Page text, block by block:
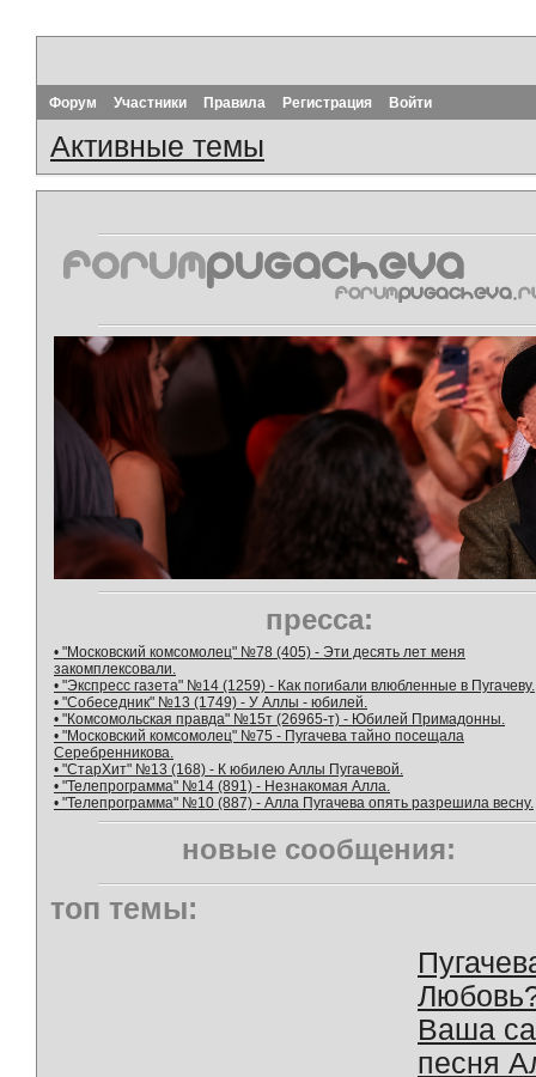
Форум Участники Правила Регистрация Войти
Активные темы
пресса:
• "Московский комсомолец" №78 (405) - Эти десять лет меня
закомплексовали.
• "Экспресс газета" №14 (1259) - Как погибали влюбленные в Пугачеву.
• "Собеседник" №13 (1749) - У Аллы - юбилей.
• "Комсомольская правда" №15т (26965-т) - Юбилей Примадонны.
• "Московский комсомолец" №75 - Пугачева тайно посещала
Серебренникова.
• "СтарХит" №13 (168) - К юбилею Аллы Пугачевой.
• "Телепрограмма" №14 (891) - Незнакомая Алла.
• "Телепрограмма" №10 (887) - Алла Пугачева опять разрешила весну.
новые сообщения:
топ темы:
Ваша
песня